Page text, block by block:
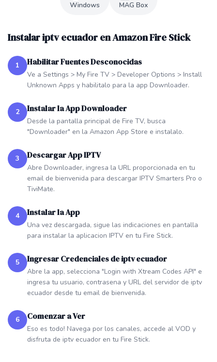
Windows MAG Box
Instalar iptv ecuador en Amazon Fire Stick
1 Habilitar Fuentes Desconocidas
Ve a Settings > My Fire TV > Developer Options > Install
Unknown Apps y habilitalo para la app Downloader.
2 Instalar la App Downloader
Desde la pantalla principal de Fire TV, busca
"Downloader" en la Amazon App Store e instalalo.
3 Descargar App IPTV
Abre Downloader, ingresa la URL proporcionada en tu
email de bienvenida para descargar IPTV Smarters Pro o
TiviMate.
4 Instalar la App
Una vez descargada, sigue las indicaciones en pantalla
para instalar la aplicacion IPTV en tu Fire Stick.
5 Ingresar Credenciales de iptv ecuador
Abre la app, selecciona "Login with Xtream Codes API" e
ingresa tu usuario, contrasena y URL del servidor de iptv
ecuador desde tu email de bienvenida.
6 Comenzar a Ver
Eso es todo! Navega por los canales, accede al VOD y
disfruta de iptv ecuador en tu Fire Stick.